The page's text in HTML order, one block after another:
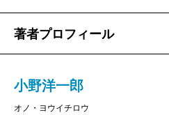
著者プロフィール
小野洋一郎
オノ・ヨウイチロウ